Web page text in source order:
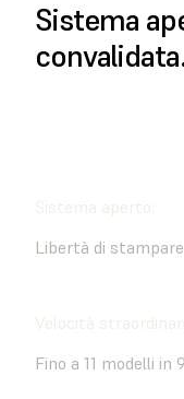
Sistema
Sistema aperto:
Libertà di
Velocità
Fino a 11 modelli